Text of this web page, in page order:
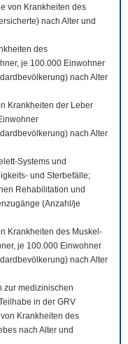
von Krankheiten des
nach Alter und
des
je 100.000 Einwohner
nach Alter
Krankheiten der Leber
nach Alter
Systems und
und Sterbefälle;
Rehabilitation und
(Anzahl/je
Krankheiten des Muskel-
je 100.000 Einwohner
nach Alter
zur medizinischen
in der GRV
Krankheiten des
nach Alter und